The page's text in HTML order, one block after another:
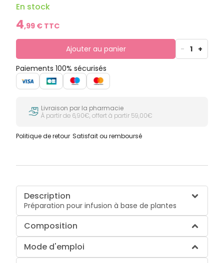
En stock
4,99 € TTC
Ajouter au panier - 1 +
Paiements 100% sécurisés
Livraison par la pharmacie
À partir de 6,90€, offert à partir 59,00€
Politique de retour Satisfait ou remboursé
Description
Préparation pour infusion à base de plantes
Composition
Mode d'emploi